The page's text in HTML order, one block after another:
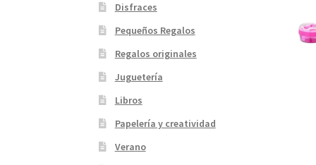
Disfraces
Pequeños Regalos
Regalos originales
Juguetería
Libros
Papelería y creatividad
Verano